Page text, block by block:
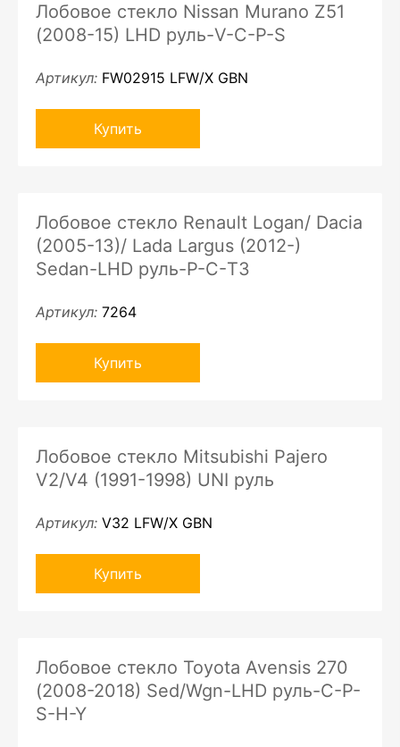
Лобовое стекло Nissan Murano Z51
(2008-15) LHD руль-V-C-P-S
Артикул: FW02915 LFW/X GBN
Купить
Лобовое стекло Renault Logan/ Dacia
(2005-13)/ Lada Largus (2012-)
Sedan-LHD руль-P-C-ТЗ
Артикул: 7264
Купить
Лобовое стекло Mitsubishi Pajero
V2/V4 (1991-1998) UNI руль
Артикул: V32 LFW/X GBN
Купить
Лобовое стекло Toyota Avensis 270
(2008-2018) Sed/Wgn-LHD руль-C-P-
S-H-Y